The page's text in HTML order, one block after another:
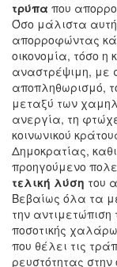
τρύπα που
Όσο μάλιστα
απορροφώντας
οικονομία, τόσο η
αναστρέψιμη, με
αποπληθωρισμό,
μεταξύ των
ανεργία, τη
κοινωνικού
Δημοκρατίας,
προηγούμενο
τελική λύση του
Βεβαίως όλα τα
την
ποσοτικής
που θέλει τις
ρευστότητας στην